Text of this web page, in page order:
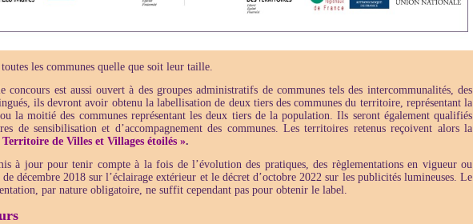
les communes quelle que soit leur taille.
concours est aussi ouvert à des groupes administratifs de communes tels des intercommunalités, des
ils devront avoir obtenu la labellisation de deux tiers des communes du territoire, représentant la
la moitié des communes représentant les deux tiers de la population. Ils seront également qualifiés
de sensibilisation et d’accompagnement des communes. Les territoires retenus reçoivent alors la
Territoire de Villes et Villages étoilés ».
à jour pour tenir compte à la fois de l’évolution des pratiques, des règlementations en vigueur ou
décembre 2018 sur l’éclairage extérieur et le décret d’octobre 2022 sur les publicités lumineuses. Le
par nature obligatoire, ne suffit cependant pas pour obtenir le label.